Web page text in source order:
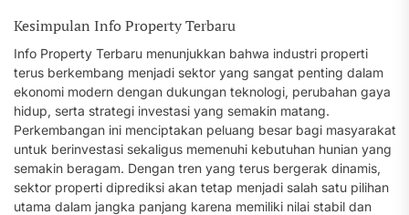
Kesimpulan Info Property Terbaru
Info Property Terbaru menunjukkan bahwa industri properti
terus berkembang menjadi sektor yang sangat penting dalam
ekonomi modern dengan dukungan teknologi, perubahan gaya
hidup, serta strategi investasi yang semakin matang.
Perkembangan ini menciptakan peluang besar bagi masyarakat
untuk berinvestasi sekaligus memenuhi kebutuhan hunian yang
semakin beragam. Dengan tren yang terus bergerak dinamis,
sektor properti diprediksi akan tetap menjadi salah satu pilihan
utama dalam jangka panjang karena memiliki nilai stabil dan